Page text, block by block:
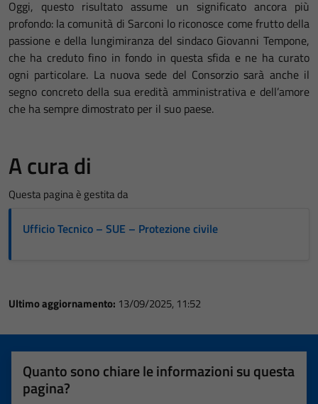
Oggi, questo risultato assume un significato ancora più
profondo: la comunità di Sarconi lo riconosce come frutto della
passione e della lungimiranza del sindaco Giovanni Tempone,
che ha creduto fino in fondo in questa sfida e ne ha curato
ogni particolare. La nuova sede del Consorzio sarà anche il
segno concreto della sua eredità amministrativa e dell’amore
che ha sempre dimostrato per il suo paese.
A cura di
Questa pagina è gestita da
Ufficio Tecnico – SUE – Protezione civile
Ultimo aggiornamento: 13/09/2025, 11:52
Quanto sono chiare le informazioni su questa
pagina?